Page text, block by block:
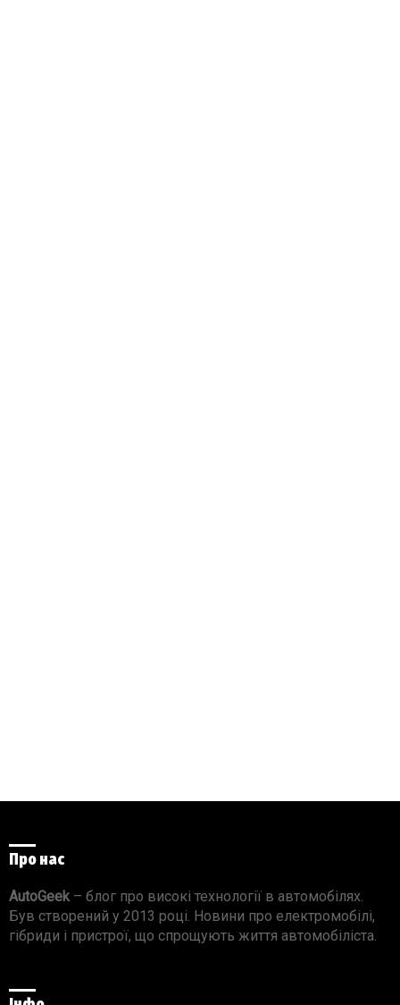
Про нас
AutoGeek– блог про високі технології в автомобілях.
Був створений у 2013 році. Новини про електромобілі,
гібриди і пристрої, що спрощують життя автомобіліста.